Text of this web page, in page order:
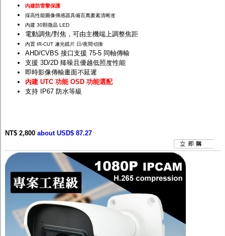
內建防雷擊保護
採高性能圖像傳感器具備百萬畫素清晰度
內建 30顆微晶 LED
電動調焦/對焦，可由主機端上調整焦距
內置 IR-CUT 濾光鏡片 日/夜間切換
AHD/CVBS 接口支援 75-5 同軸傳輸
支援 3D/2D 降噪且優越低照度性能
即時影像傳輸畫面不延遲
內建 UTC 功能 OSD 功能選配
支持 IP67 防水等級
NT$ 2,800 about USD$ 87.27